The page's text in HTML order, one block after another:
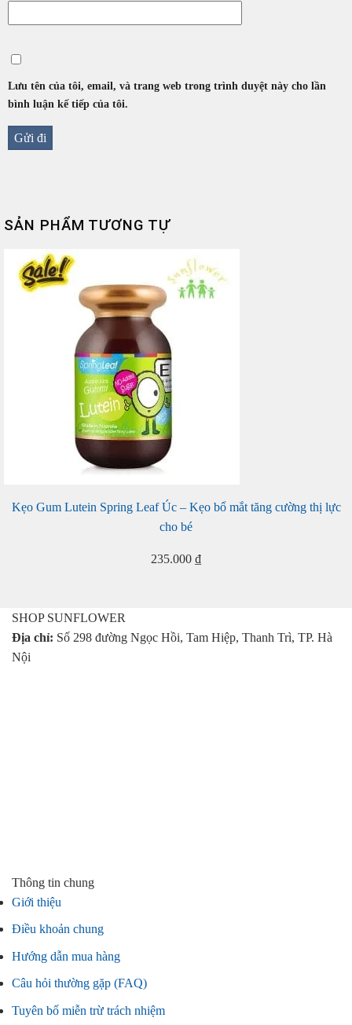
Lưu tên của tôi, email, và trang web trong trình duyệt này cho lần
bình luận kế tiếp của tôi.
SẢN PHẨM TƯƠNG TỰ
Kẹo Gum Lutein Spring Leaf Úc – Kẹo bổ mắt tăng cường thị lực
cho bé
235.000 ₫
SHOP SUNFLOWER
Địa chỉ: Số 298 đường Ngọc Hồi, Tam Hiệp, Thanh Trì, TP. Hà
Nội
Thông tin chung
Giới thiệu
Điều khoản chung
Hướng dẫn mua hàng
Câu hỏi thường gặp (FAQ)
Tuyên bố miễn trừ trách nhiệm